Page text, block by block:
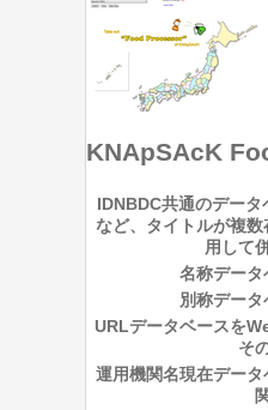
KNApSAcK
IDNBDC共通のデー
など、タイトルが複
用して
名称データ
別称データ
URLデータベースを
そ
運用機関名現在データ